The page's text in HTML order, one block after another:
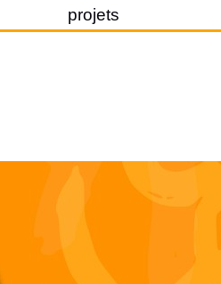
projets